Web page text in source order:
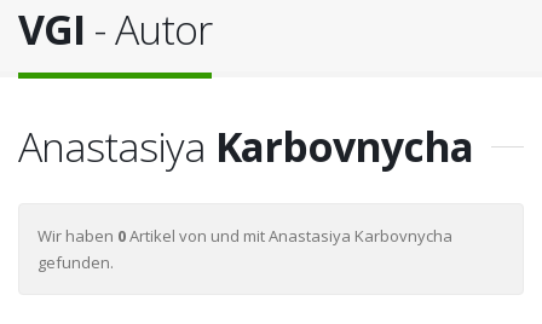
VGI - Autor
Anastasiya Karbovnycha
Wir haben 0Artikel von und mit Anastasiya Karbovnycha
gefunden.